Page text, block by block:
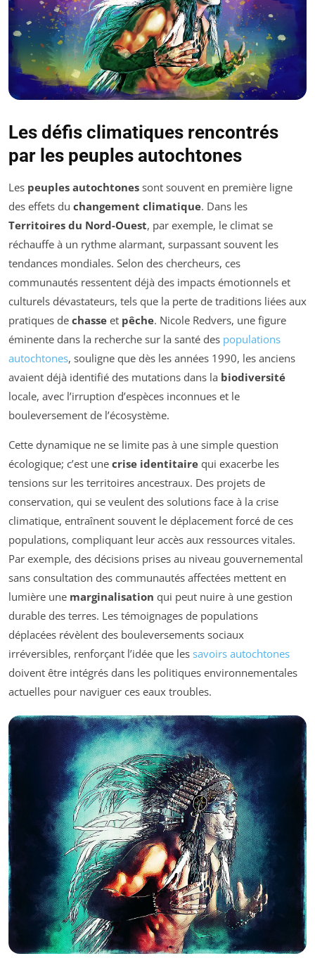
Les défis climatiques rencontrés
par les peuples autochtones
Les peuples autochtones sont souvent en première ligne
des effets du changement climatique. Dans les
Territoires du Nord-Ouest, par exemple, le climat se
réchauffe à un rythme alarmant, surpassant souvent les
tendances mondiales. Selon des chercheurs, ces
communautés ressentent déjà des impacts émotionnels et
culturels dévastateurs, tels que la perte de traditions liées aux
pratiques de chasse et pêche. Nicole Redvers, une figure
éminente dans la recherche sur la santé des populations
autochtones, souligne que dès les années 1990, les anciens
avaient déjà identifié des mutations dans la biodiversité
locale, avec l’irruption d’espèces inconnues et le
bouleversement de l’écosystème.
Cette dynamique ne se limite pas à une simple question
écologique; c’est une crise identitaire qui exacerbe les
tensions sur les territoires ancestraux. Des projets de
conservation, qui se veulent des solutions face à la crise
climatique, entraînent souvent le déplacement forcé de ces
populations, compliquant leur accès aux ressources vitales.
Par exemple, des décisions prises au niveau gouvernemental
sans consultation des communautés affectées mettent en
lumière une marginalisation qui peut nuire à une gestion
durable des terres. Les témoignages de populations
déplacées révèlent des bouleversements sociaux
irréversibles, renforçant l’idée que les savoirs autochtones
doivent être intégrés dans les politiques environnementales
actuelles pour naviguer ces eaux troubles.